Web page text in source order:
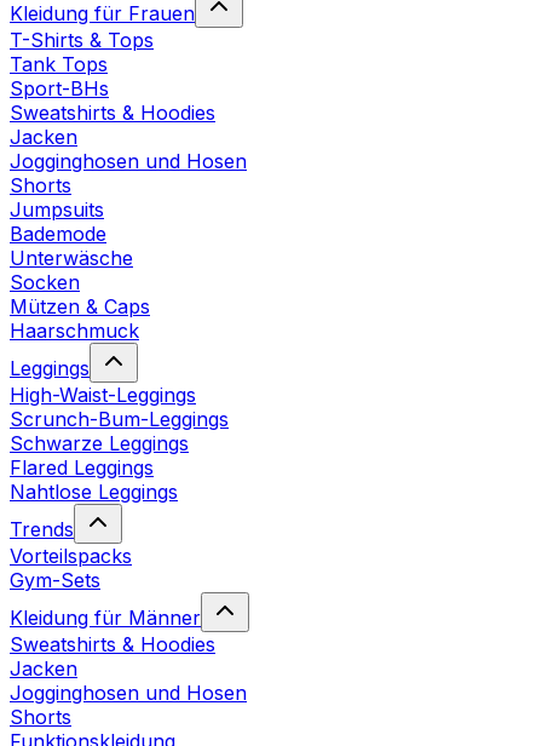
Kleidung für Frauen
T-Shirts & Tops
Tank Tops
Sport-BHs
Sweatshirts & Hoodies
Jacken
Jogginghosen und Hosen
Shorts
Jumpsuits
Bademode
Unterwäsche
Socken
Mützen & Caps
Haarschmuck
Leggings
High-Waist-Leggings
Scrunch-Bum-Leggings
Schwarze Leggings
Flared Leggings
Nahtlose Leggings
Trends
Vorteilspacks
Gym-Sets
Kleidung für Männer
Sweatshirts & Hoodies
Jacken
Jogginghosen und Hosen
Shorts